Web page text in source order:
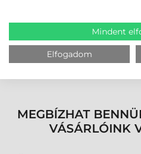
A Zebra több fix, kézi és átjárós
mint bármely más gyártó. Több mint
iparági innovációival biztosítja, hogy
megoldást nyújtson bármely RFID
folyamatok automatizálásáról,
MEGBÍZHAT
VÁSÁRLÓINK
Mindent
Elfogadom